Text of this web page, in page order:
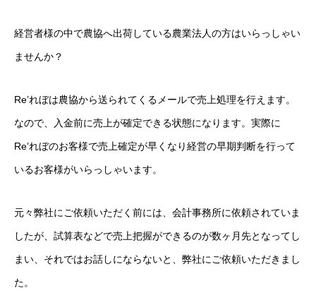
お問合せ contact
経理のミライ
経営者様の中で農協へ出荷している農業法人の方はいらっしゃい
ませんか？
Re’れぼは農協から送られてくるメールで売上処理を行えます。
なので、入金前に売上が確定できる状態になります。実際に
Re’れぼのお客様で売上確定が早くなり経営の早期判断を行って
いるお客様がいらっしゃいます。
元々弊社にご依頼いただく前には、会計事務所に依頼されていま
したが、試算表などで売上把握ができるのが数ヶ月先となってし
まい、それではお話しにならないと、弊社にご依頼いただきまし
た。